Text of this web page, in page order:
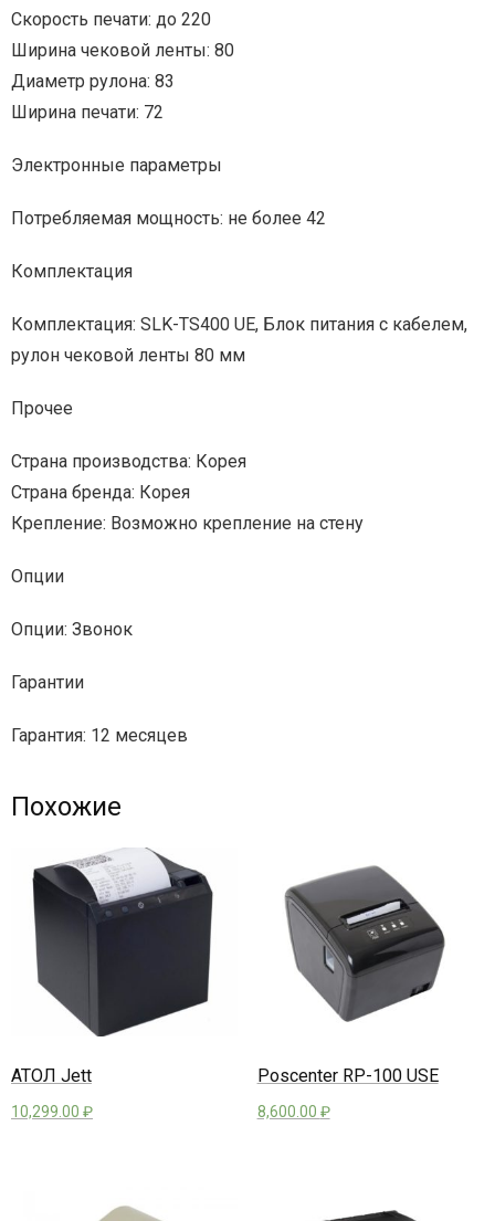
Скорость печати: до 220
Ширина чековой ленты: 80
Диаметр рулона: 83
Ширина печати: 72
Электронные параметры
Потребляемая мощность: не более 42
Комплектация
Комплектация: SLK-TS400 UE, Блок питания с кабелем,
рулон чековой ленты 80 мм
Прочее
Страна производства: Корея
Страна бренда: Корея
Крепление: Возможно крепление на стену
Опции
Опции: Звонок
Гарантии
Гарантия: 12 месяцев
Похожие
АТОЛ Jett
10,299.00 ₽
Poscenter RP-100 USE
8,600.00 ₽